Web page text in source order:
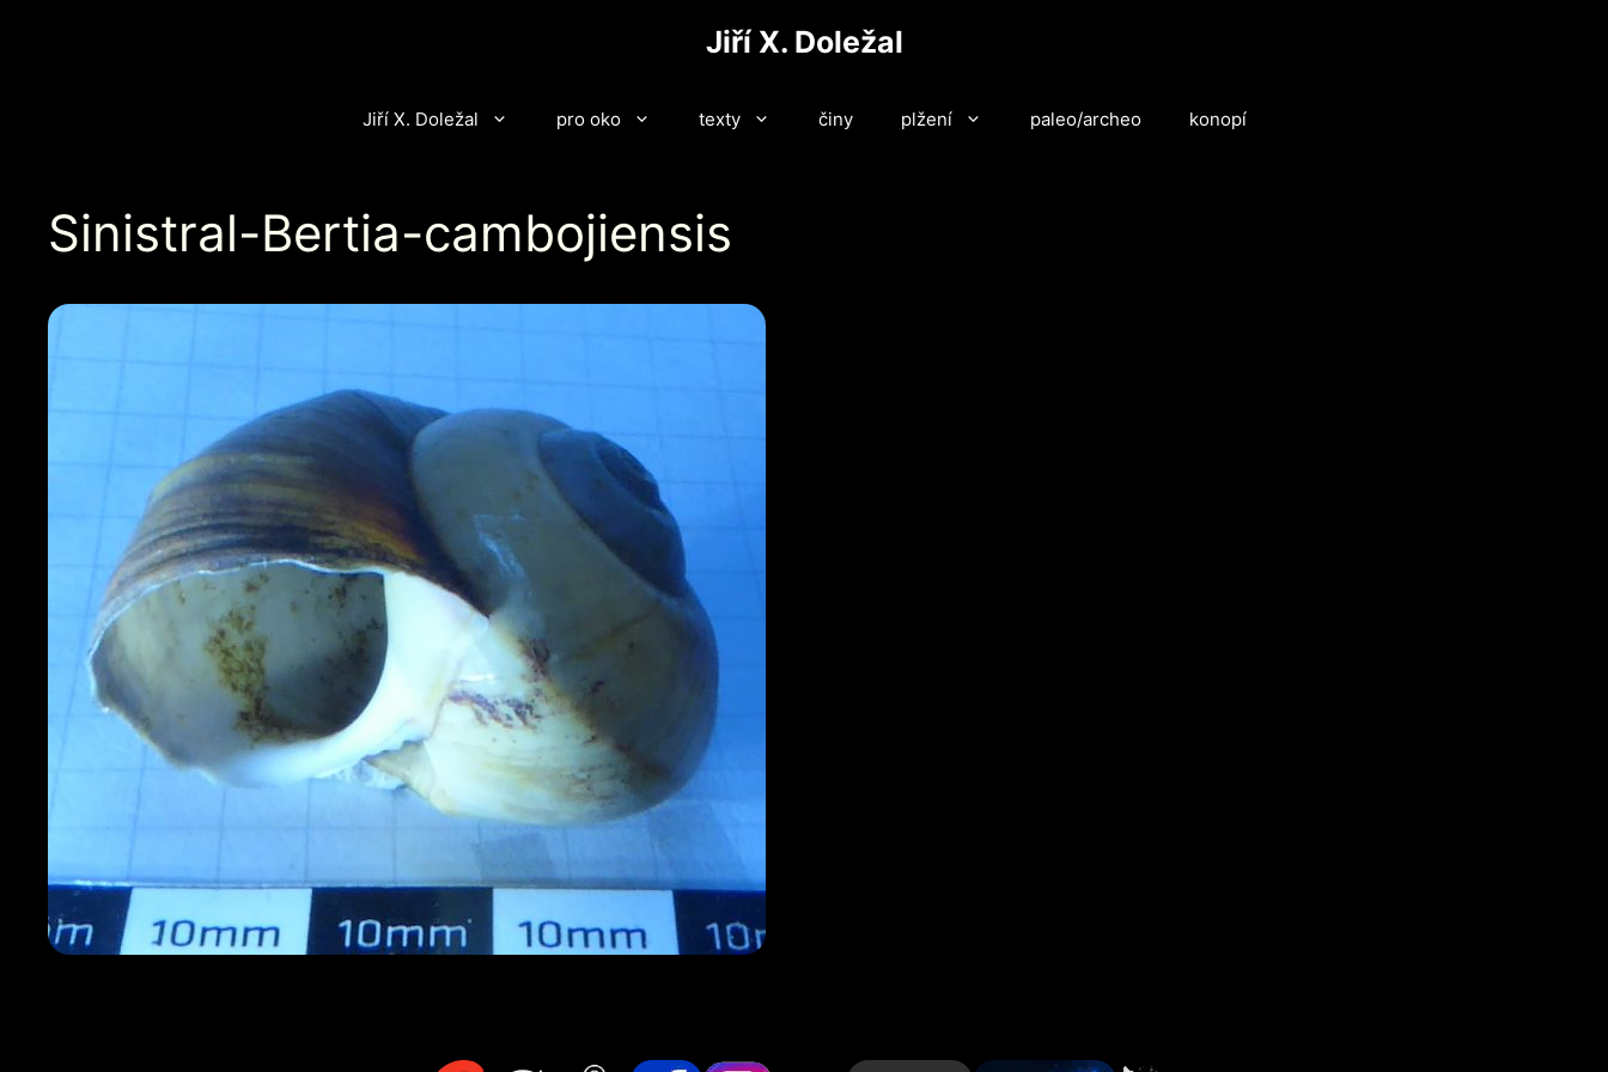
Jiří X. Doležal
Jiří X. Doležal pro oko texty činy plžení paleo/archeo konopí
Sinistral-Bertia-cambojiensis